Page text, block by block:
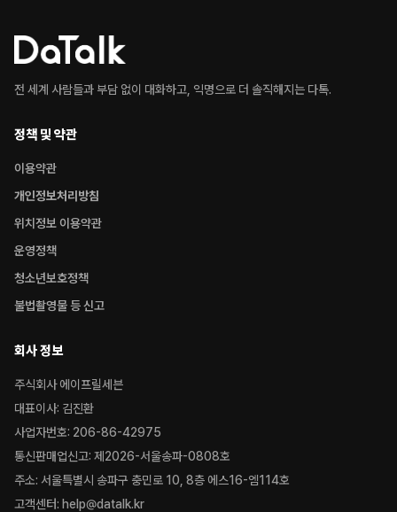
전 세계 사람들과 부담 없이 대화하고, 익명으로 더 솔직해지는 다톡.
정책 및 약관
이용약관
개인정보처리방침
위치정보 이용약관
운영정책
청소년보호정책
불법촬영물 등 신고
회사 정보
주식회사 에이프릴세븐
대표이사: 김진환
사업자번호: 206-86-42975
통신판매업신고: 제2026-서울송파-0808호
주소: 서울특별시 송파구 충민로 10, 8층 에스16-엠114호
고객센터: help@datalk.kr